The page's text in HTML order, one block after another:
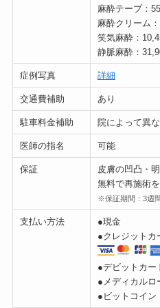
麻酔テープ：
麻酔クリーム
笑気麻酔：
静脈麻酔：
症例写真 詳細
交通費補助 あり
駐車料金補助 院によって異
医師の指名 可能
保証
皮膚の凹凸・
無料で再施術
※保証期間：3週
支払い方法
●現金
●クレジットカ
●デビットカー
●メディカルロ
●ビットコイン